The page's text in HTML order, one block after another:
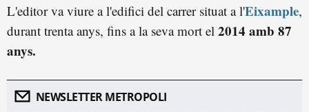
L'editor va viure a l'edifici del carrer situat a l'Eixample,
durant trenta anys, fins a la seva mort el 2014 amb 87
anys.
NEWSLETTER METROPOLI